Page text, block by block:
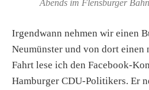
Abends im Flensburger
Irgendwann nehmen wir einen
Neumünster und von dort einen
Fahrt lese ich den Facebook-
Hamburger CDU-Politikers. Er